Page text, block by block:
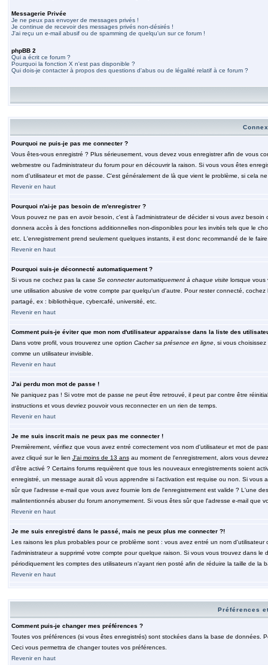
Messagerie Privée
Je ne peux pas envoyer de messages privés !
Je continue de recevoir des messages privés non-désirés !
J'ai reçu un e-mail abusif ou de spamming de quelqu'un sur ce forum !
phpBB 2
Qui a écrit ce forum ?
Pourquoi la fonction X n'est pas disponible ?
Qui dois-je contacter à propos des questions d'abus ou de légalité relatif à ce forum ?
Pourquoi ne puis-je pas me connecter ?
Vous êtes-vous enregistré ? Plus sérieusement, vous devez vous enregistrer afin de vous
webmestre ou l'administrateur du forum pour en découvrir la raison. Si vous vous êtes
nom d'utilisateur et mot de passe. C'est généralement de là que vient le problème, si cela
Revenir en haut
Pourquoi n'ai-je pas besoin de m'enregistrer ?
Vous pouvez ne pas en avoir besoin, c'est à l'administrateur de décider si vous avez
donnera accès à des fonctions additionnelles non-disponibles pour les invités tels que le
etc. L'enregistrement prend seulement quelques instants, il est donc recommandé de le
Revenir en haut
Pourquoi suis-je déconnecté automatiquement ?
Si vous ne cochez pas la case Se connecter automatiquement à chaque visitelorsque vous
une utilisation abusive de votre compte par quelqu'un d'autre. Pour rester connecté,
partagé, ex : bibliothèque, cybercafé, université, etc.
Revenir en haut
Comment puis-je éviter que mon nom d'utilisateur apparaisse dans la liste des
Dans votre profil, vous trouverez une option Cacher sa présence en ligne, si vous choisissez
comme un utilisateur invisible.
Revenir en haut
J'ai perdu mon mot de passe !
Ne paniquez pas ! Si votre mot de passe ne peut être retrouvé, il peut par contre être
instructions et vous devriez pouvoir vous reconnecter en un rien de temps.
Revenir en haut
Je me suis inscrit mais ne peux pas me connecter !
Premièrement, vérifiez que vous avez entré correctement vos nom d'utilisateur et mot de
avez cliqué sur le lien J'ai moins de 13 ansau moment de l'enregistrement, alors vous
d'être activé ? Certains forums requièrent que tous les nouveaux enregistrements soient
enregistré, un message aurait dû vous apprendre si l'activation est requise ou non. Si
sûr que l'adresse e-mail que vous avez fournie lors de l'enregistrement est valide ? L'une
malintentionnés abuser du forum anonymement. Si vous êtes sûr que l'adresse e-mail que
Revenir en haut
Je me suis enregistré dans le passé, mais ne peux plus me connecter ?!
Les raisons les plus probables pour ce problème sont : vous avez entré un nom
l'administrateur a supprimé votre compte pour quelque raison. Si vous vous trouvez dans
périodiquement les comptes des utilisateurs n'ayant rien posté afin de réduire la taille de
Revenir en haut
Préférences
Comment puis-je changer mes préférences ?
Toutes vos préférences (si vous êtes enregistrés) sont stockées dans la base de données.
Ceci vous permettra de changer toutes vos préférences.
Revenir en haut